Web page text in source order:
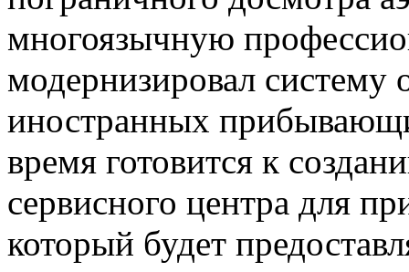
многоязычную
модернизировал систему
иностранных
время готовится к
сервисного центра для
который будет